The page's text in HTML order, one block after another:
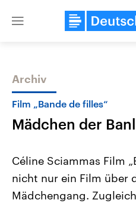
Close
Themen
Archiv
Film „Bande de filles“
Mädchen der
Céline Sciammas Film
nicht nur ein Film über
Mädchengang.